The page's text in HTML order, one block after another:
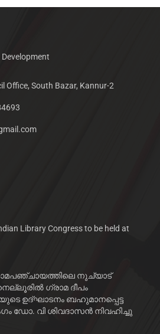
Office, South Bazar, Kannur-2
Library Congress to be held at
നുച്യാട്
ഗ്രാമ ദീപം
ഉദ്ഘാടനം ബഹുമാനപ്പെട്ട
ഡോ. വി ശിവദാസൻ നിവഹിച്ചു